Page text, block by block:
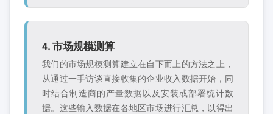
4. 市场规模测算
我们的市场规模测算建立在自下而上的方法之上，
从通过一手访谈直接收集的企业收入数据开始，同
时结合制造商的产量数据以及安装或部署统计数
据。这些输入数据在各地区市场进行汇总，以得出